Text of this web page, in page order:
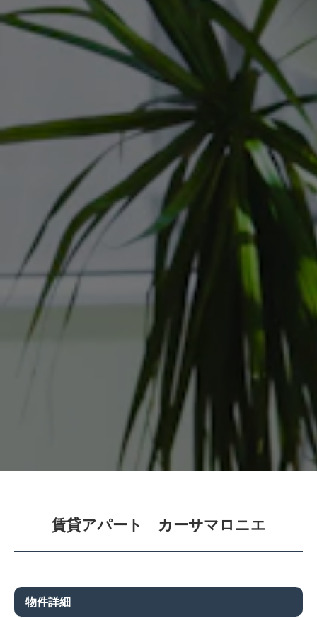
賃貸アパート カーサマロニエ
物件詳細